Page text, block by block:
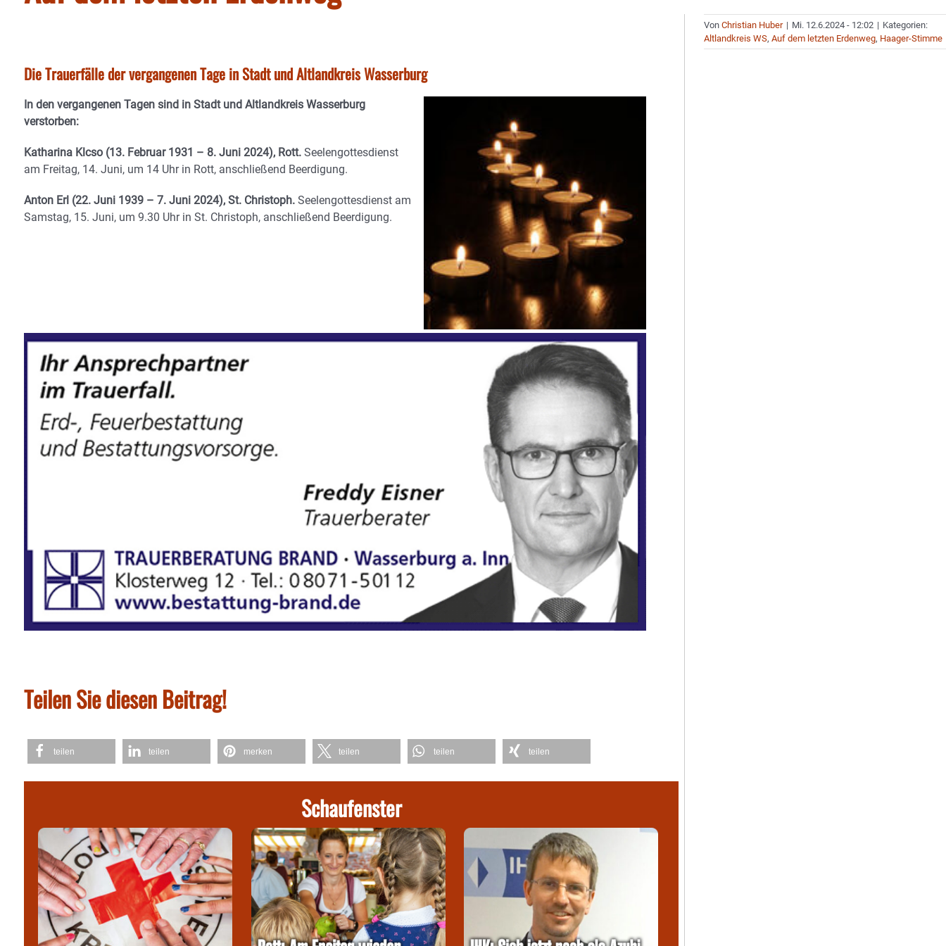
Die Trauerfälle der vergangenen Tage in Stadt und Altlandkreis Wasserburg
In den vergangenen Tagen sind in Stadt und Altlandkreis Wasserburg
verstorben:
Katharina Klcso (13. Februar 1931 – 8. Juni 2024), Rott. Seelengottesdienst
am Freitag, 14. Juni, um 14 Uhr in Rott, anschließend Beerdigung.
Anton Erl (22. Juni 1939 – 7. Juni 2024), St. Christoph. Seelengottesdienst am
Samstag, 15. Juni, um 9.30 Uhr in St. Christoph, anschließend Beerdigung.
Teilen Sie diesen Beitrag!
teilen teilen merken teilen teilen teilen
Schaufenster
VonChristian Huber | Mi. 12.6.2024 - 12:02 | Kategorien:
Altlandkreis WS,Auf dem letzten Erdenweg, Haager-Stimme